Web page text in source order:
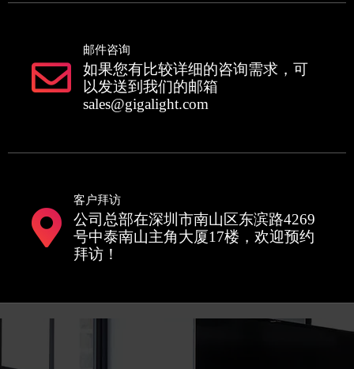
邮件咨询
如果您有比较详细的咨询需求，可
以发送到我们的邮箱
sales@gigalight.com
客户拜访
公司总部在深圳市南山区东滨路4269
号中泰南山主角大厦17楼，欢迎预约
拜访！